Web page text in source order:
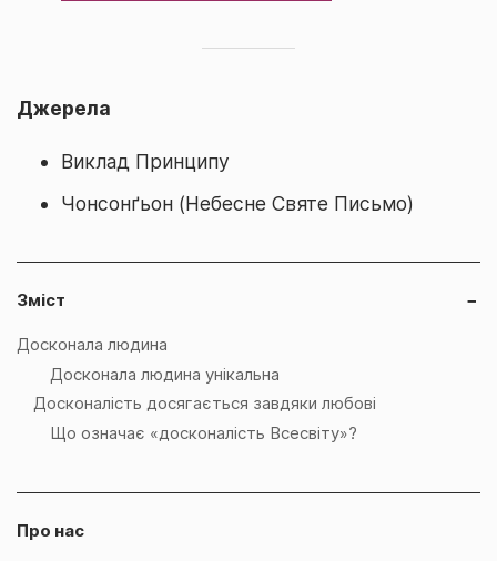
Джерела
Виклад Принципу
Чонсонґьон (Небесне Святе Письмо)
−
Зміст
Досконала людина
Досконала людина унікальна
Досконалість досягається завдяки любові
Що означає «досконалість Всесвіту»?
Про нас